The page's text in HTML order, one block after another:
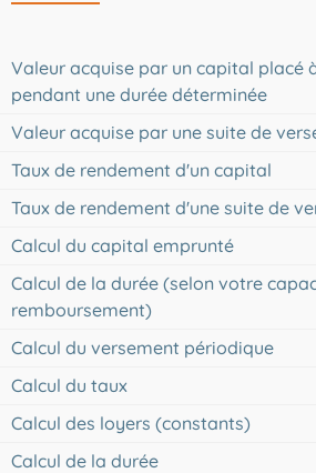
Valeur acquise par un capital placé
pendant une durée déterminée
Valeur acquise par une suite de
Taux de rendement d'un capital
Taux de rendement d'une suite de
Calcul du capital emprunté
Calcul de la durée (selon votre
remboursement)
Calcul du versement périodique
Calcul du taux
Calcul des loyers (constants)
Calcul de la durée